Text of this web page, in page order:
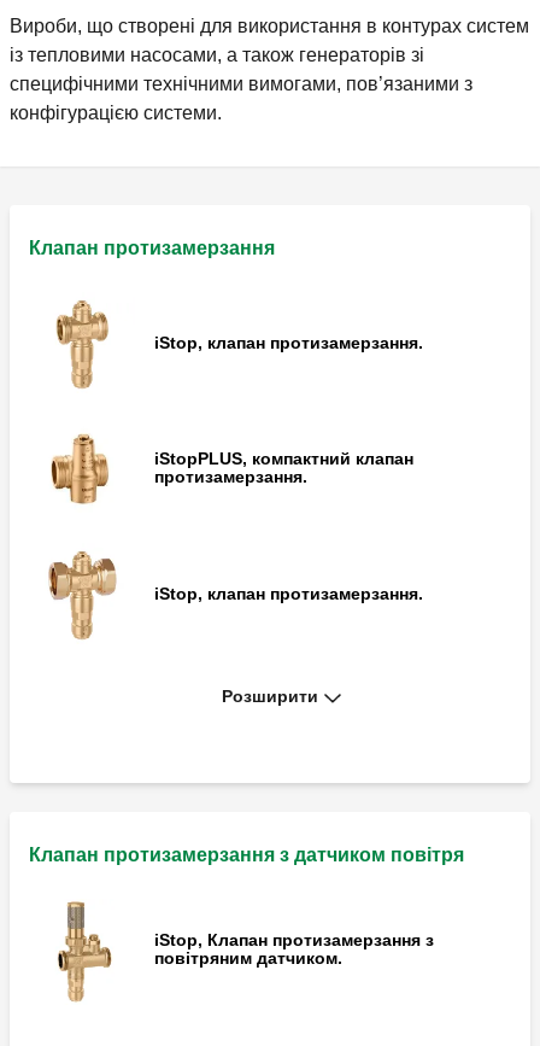
Вироби, що створені для використання в контурах систем
із тепловими насосами, а також генераторів зі
специфічними технічними вимогами, пов’язаними з
конфігурацією системи.
Клапан протизамерзання
iStop, клапан протизамерзання.
iStopPLUS, компактний клапан
протизамерзання.
iStop, клапан протизамерзання.
Захисна кришка для клапанів
Розширити
Клапан протизамерзання з датчиком повітря
iStop, Клапан протизамерзання з
повітряним датчиком.